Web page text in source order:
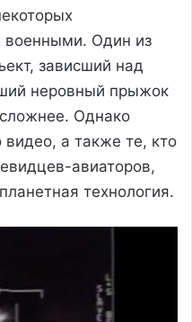
военными. Один из
зависший над
неровный прыжок
Однако
видео, а также те, кто
авиаторов,
технология.